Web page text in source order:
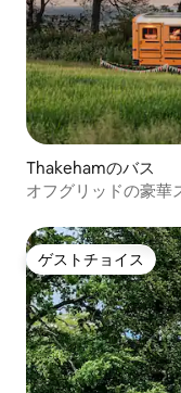
Thakehamのバス
オフグリッドの豪華
ゲストチョイス
ゲストチョイス